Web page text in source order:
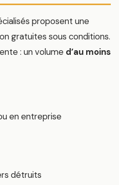
proposent une
gratuites sous conditions.
: un volume d’au moins
en entreprise
détruits